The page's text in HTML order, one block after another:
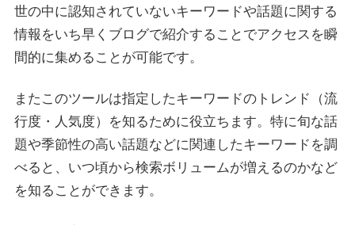
世の中に認知されていないキーワードや話題に関する
情報をいち早くブログで紹介することでアクセスを瞬
間的に集めることが可能です。
またこのツールは指定したキーワードのトレンド（流
行度・人気度）を知るために役立ちます。特に旬な話
題や季節性の高い話題などに関連したキーワードを調
べると、いつ頃から検索ボリュームが増えるのかなど
を知ることができます。